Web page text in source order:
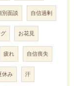
別面談 自信過剰
お花見
疲れ 自信喪失
休み 汗